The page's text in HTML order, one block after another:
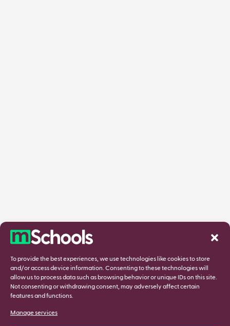
To provide the best experiences, we use technologies like cookies to store
and/or access device information. Consenting to these technologies will
allow us to process data such as browsing behavior or unique IDs on this site.
Not consenting or withdrawing consent, may adversely affect certain
features and functions.
Manage services